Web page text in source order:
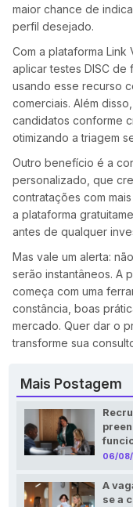
maior chance de
perfil desejado.
Com a plataforma
aplicar testes DISC de
usando esse recurso
comerciais. Além
candidatos conforme
otimizando a triagem
Outro benefício é a
personalizado, que
contratações com
a plataforma
antes de qualquer
Mas vale um alerta:
serão instantâneos. A
começa com uma
constância, boas
mercado. Quer dar o
transforme sua
Mais Postagem
06/
A
se a